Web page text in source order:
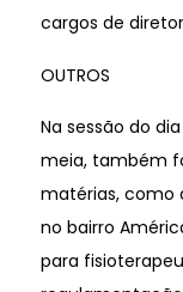
cargos de
OUTROS
Na sessão do
meia, também
matérias, como
no bairro
para